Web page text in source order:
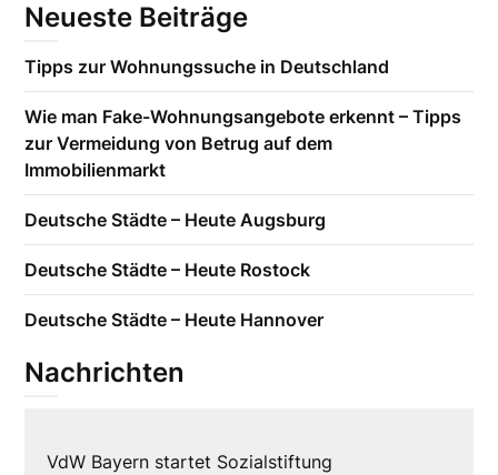
Neueste Beiträge
Tipps zur Wohnungssuche in Deutschland
Wie man Fake-Wohnungsangebote erkennt – Tipps
zur Vermeidung von Betrug auf dem
Immobilienmarkt
Deutsche Städte – Heute Augsburg
Deutsche Städte – Heute Rostock
Deutsche Städte – Heute Hannover
Nachrichten
VdW Bayern startet Sozialstiftung